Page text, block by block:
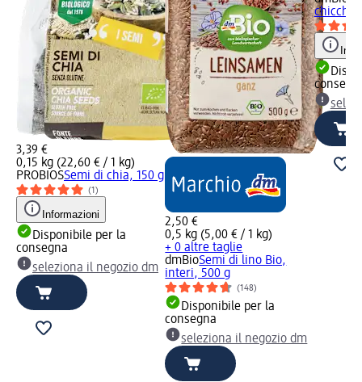
3,39 €
0,15 kg (22,60 € / 1 kg)
PROBIOSSemi di chia, 150 g
(1)
Informazioni
Disponibile per la
consegna
seleziona il negozio dm
2,50 €
0,5 kg (5,00 € / 1 kg)
+ 0 altre taglie
dmBioSemi di lino Bio,
interi, 500 g
(148)
Disponibile per la
consegna
seleziona il negozio dm
chicchi